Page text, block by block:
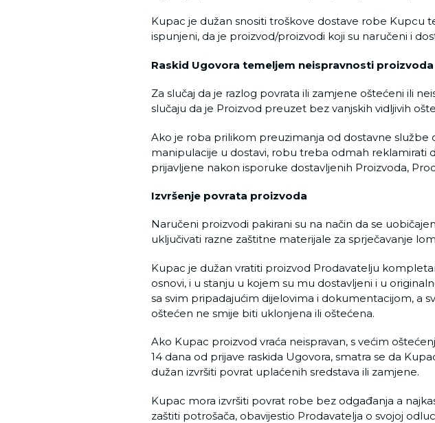
Kupac je dužan snositi troškove dostave robe Kupcu
ispunjeni, da je proizvod/proizvodi koji su naručeni i
Raskid Ugovora temeljem neispravnosti proizvoda
Za slučaj da je razlog povrata ili zamjene oštećeni ili
slučaju da je Proizvod preuzet bez vanjskih vidljivih
Ako je roba prilikom preuzimanja od dostavne službe
manipulacije u dostavi, robu treba odmah reklamirati
prijavljene nakon isporuke dostavljenih Proizvoda,
Izvršenje povrata proizvoda
Naručeni proizvodi pakirani su na način da se
uključivati razne zaštitne materijale za sprječavanje
Kupac je dužan vratiti proizvod Prodavatelju
osnovi, i u stanju u kojem su mu dostavljeni i u
sa svim pripadajućim dijelovima i dokumentacijom, a
oštećen ne smije biti uklonjena ili oštećena.
Ako Kupac proizvod vraća neispravan, s većim
14 dana od prijave raskida Ugovora, smatra se da
dužan izvršiti povrat uplaćenih sredstava ili zamjene.
Kupac mora izvršiti povrat robe bez odgađanja a
zaštiti potrošača, obavijestio Prodavatelja o svojoj